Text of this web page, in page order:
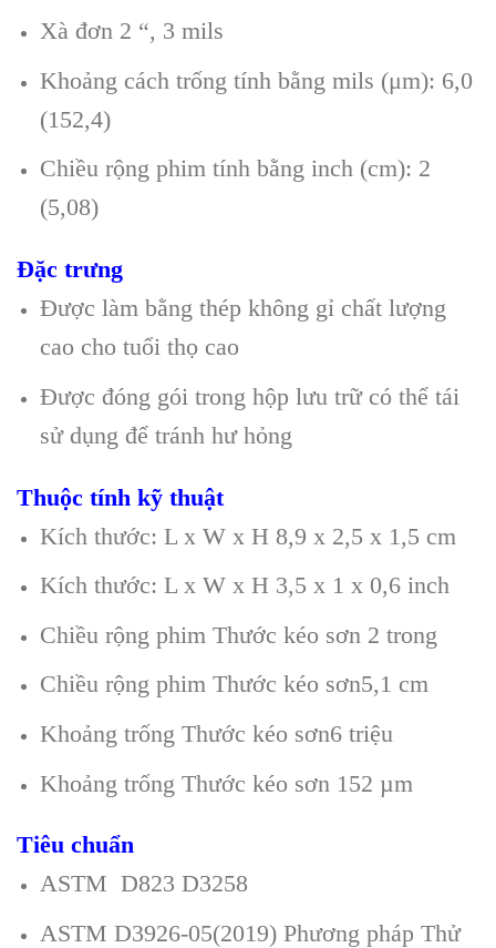
Xà đơn 2 “, 3 mils
Khoảng cách trống tính bằng mils (μm): 6,0
(152,4)
Chiều rộng phim tính bằng inch (cm): 2
(5,08)
Đặc trưng
Được làm bằng thép không gỉ chất lượng
cao cho tuổi thọ cao
Được đóng gói trong hộp lưu trữ có thể tái
sử dụng để tránh hư hỏng
Thuộc tính kỹ thuật
Kích thước: L x W x H 8,9 x 2,5 x 1,5 cm
Kích thước: L x W x H 3,5 x 1 x 0,6 inch
Chiều rộng phim Thước kéo sơn 2 trong
Chiều rộng phim Thước kéo sơn5,1 cm
Khoảng trống Thước kéo sơn6 triệu
Khoảng trống Thước kéo sơn 152 µm
Tiêu chuẩn
ASTM D823 D3258
ASTM D3926-05(2019) Phương pháp Thử